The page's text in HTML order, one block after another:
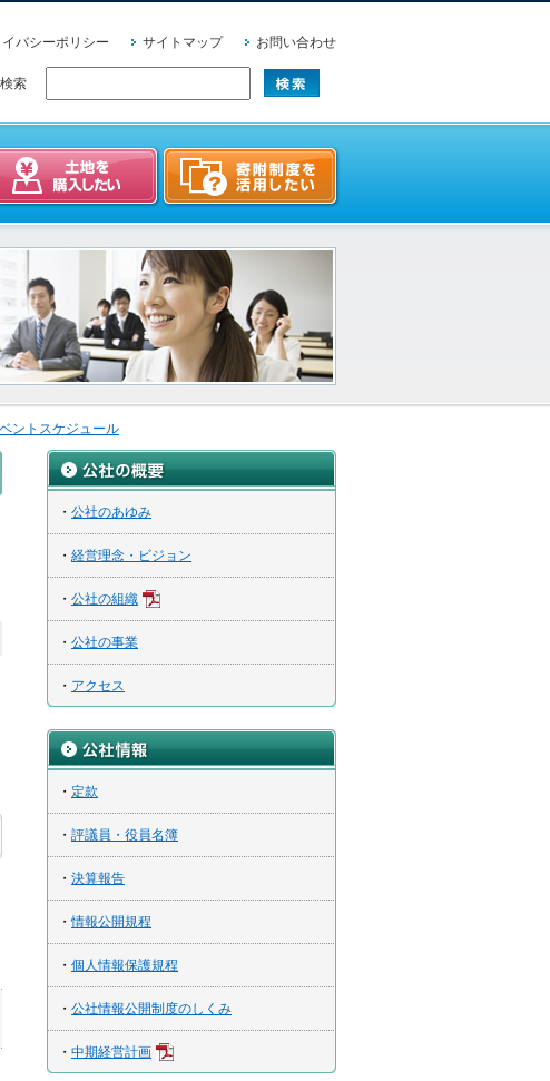
イバシーポリシー サイトマップ お問い合わせ
索
ントスケジュール
・ 公社のあゆみ
・ 経営理念・ビジョン
・ 公社の組織
・ 公社の事業
・ アクセス
・ 定款
・ 評議員・役員名簿
・ 決算報告
・情報公開規程
・ 個人情報保護規程
・ 公社情報公開制度のしくみ
・ 中期経営計画